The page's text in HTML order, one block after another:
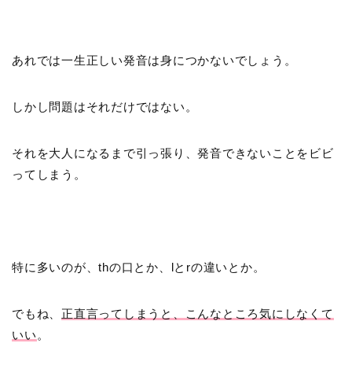
あれでは一生正しい発音は身につかないでしょう。
しかし問題はそれだけではない。
それを大人になるまで引っ張り、発音できないことをビビ
ってしまう。
特に多いのが、thの口とか、lとrの違いとか。
でもね、 正直言ってしまうと、こんなところ気にしなくて
いい 。